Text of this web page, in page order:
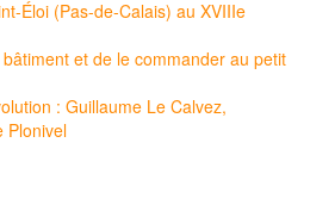
Éloi (Pas-de-Calais) au XVIIIe
et de le commander au petit
: Guillaume Le Calvez,
Plonivel